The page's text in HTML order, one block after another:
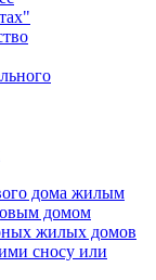
дома жилым
домом
жилых домов
сносу или